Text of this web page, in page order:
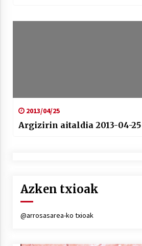
2013/04/25
Argizirin aitaldia 2013-04-25
Azken txioak
@arrosasarea-ko txioak